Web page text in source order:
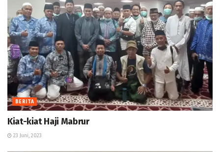
BERITA
Kiat-kiat Haji Mabrur
23 Juni, 2023